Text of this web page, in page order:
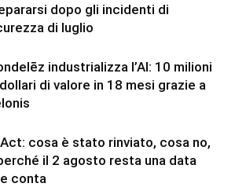
dopo gli incidenti di
di luglio
industrializza l’AI: 10 milioni
di valore in 18 mesi grazie a
cosa è stato rinviato, cosa no,
il 2 agosto resta una data
conta